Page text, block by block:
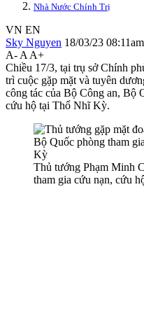
Nhà Nước Chính Trị
VN EN
Sky Nguyen 18/03/23 08:11am
A- A A+
Chiều 17/3, tại trụ sở Chính
trì cuộc gặp mặt và tuyên
công tác của Bộ Công an, Bộ
cứu hộ tại Thổ Nhĩ Kỳ.
Thủ tướng Phạm Minh
tham gia cứu nạn, cứu